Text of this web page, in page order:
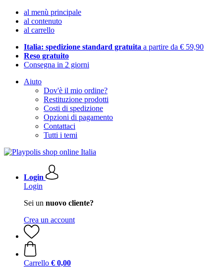
al menù principale
al contenuto
al carrello
Italia: spedizione standard gratuita a partire da € 59,90
Reso gratuito
Consegna in 2 giorni
Aiuto
Dov'è il mio ordine?
Restituzione prodotti
Costi di spedizione
Opzioni di pagamento
Contattaci
Tutti i temi
Login
Login
Sei un nuovo cliente?
Crea un account
Carrello € 0,00